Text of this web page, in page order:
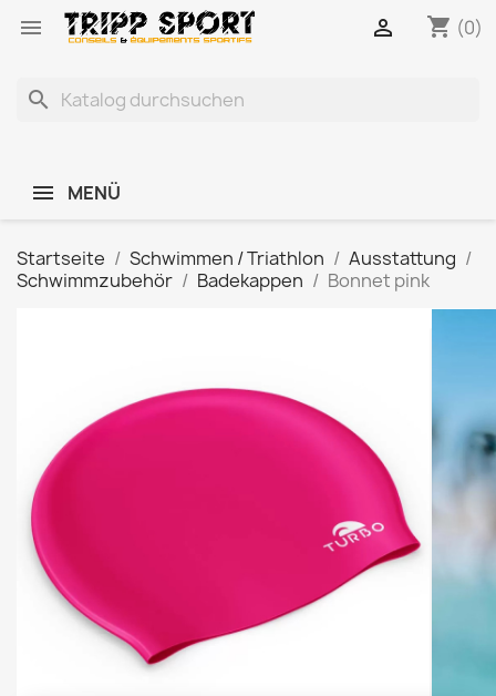
 shopping_cart (0)

search
MENÜ
Startseite Schwimmen / Triathlon
Ausstattung
Schwimmzubehör
Badekappen Bonnet pink